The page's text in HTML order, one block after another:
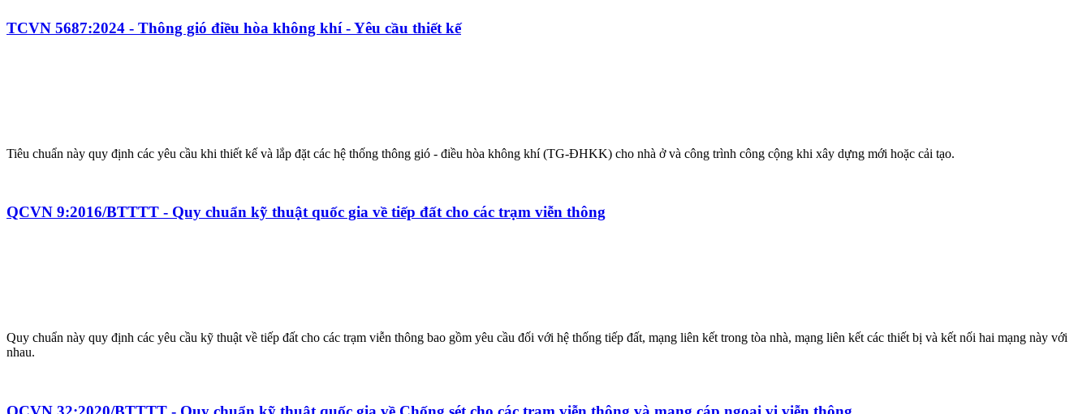
TCVN 5687:2024 - Thông gió điều hòa không khí - Yêu cầu thiết kế
Tiêu chuẩn này quy định các yêu cầu khi thiết kế và lắp đặt các hệ thống thông gió - điều hòa không khí (TG-ĐHKK) cho nhà ở và công trình công cộng khi xây dựng mới hoặc cải tạo.
QCVN 9:2016/BTTTT - Quy chuẩn kỹ thuật quốc gia về tiếp đất cho các trạm viễn thông
Quy chuẩn này quy định các yêu cầu kỹ thuật về tiếp đất cho các trạm viễn thông bao gồm yêu cầu đối với hệ thống tiếp đất, mạng liên kết trong tòa nhà, mạng liên kết các thiết bị và kết nối hai mạng này với
nhau.